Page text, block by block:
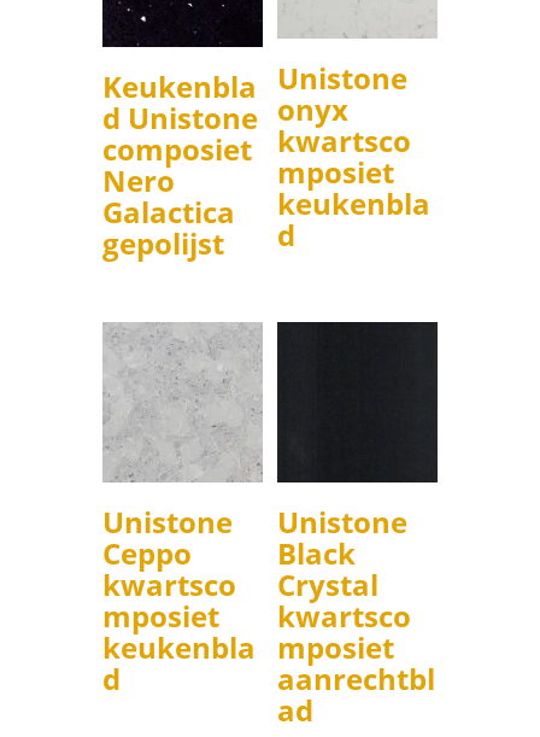
Keukenbla
d Unistone
composiet
Nero
Galactica
gepolijst
Unistone
onyx
kwartsco
mposiet
keukenbla
d
Unistone
Ceppo
kwartsco
mposiet
keukenbla
d
Unistone
Black
Crystal
kwartsco
mposiet
aanrechtbl
ad